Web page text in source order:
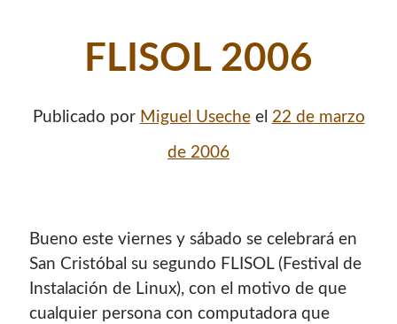
FLISOL 2006
Publicado por Miguel Usecheel 22 de marzo
de 2006
Bueno este viernes y sábado se celebrará en
San Cristóbal su segundo FLISOL (Festival de
Instalación de Linux), con el motivo de que
cualquier persona con computadora que